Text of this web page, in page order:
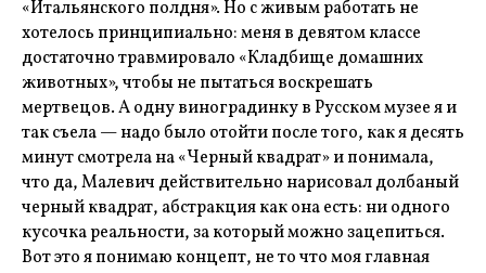
«Итальянского полдня». Но с живым работать не
хотелось принципиально: меня в девятом классе
достаточно травмировало «Кладбище домашних
животных», чтобы не пытаться воскрешать
мертвецов. А одну виноградинку в Русском музее я и
так съела — надо было отойти после того, как я десять
минут смотрела на «Черный квадрат» и понимала,
что да, Малевич действительно нарисовал долбаный
черный квадрат, абстракция как она есть: ни одного
кусочка реальности, за который можно зацепиться.
Вот это я понимаю концепт, не то что моя главная